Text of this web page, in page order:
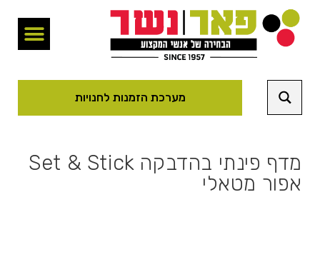
מערכת הזמנות לחנויות
מדף פינתי בהדבקה Set & Stick
אפור מטאלי